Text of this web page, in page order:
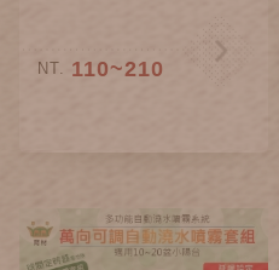
NT. 110~210